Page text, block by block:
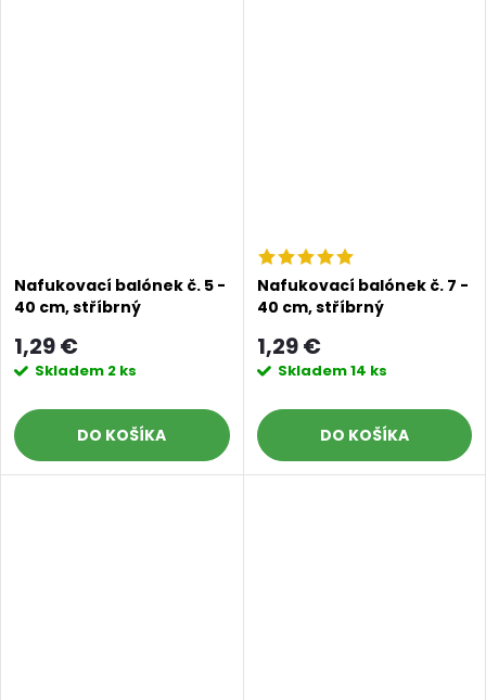
Nafukovací balónek č. 5 -
40 cm, stříbrný
1,29 €
Skladem 2 ks
DO KOŠÍKA
Nafukovací balónek č. 7 -
40 cm, stříbrný
1,29 €
Skladem14 ks
DO KOŠÍKA